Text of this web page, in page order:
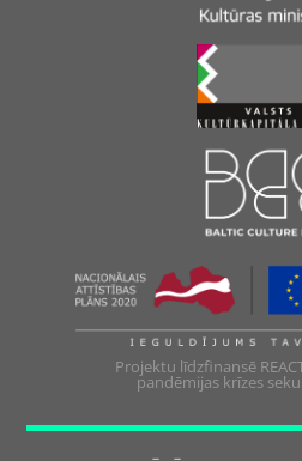
Projektu līdzfinansē
pandēmijas krīzes